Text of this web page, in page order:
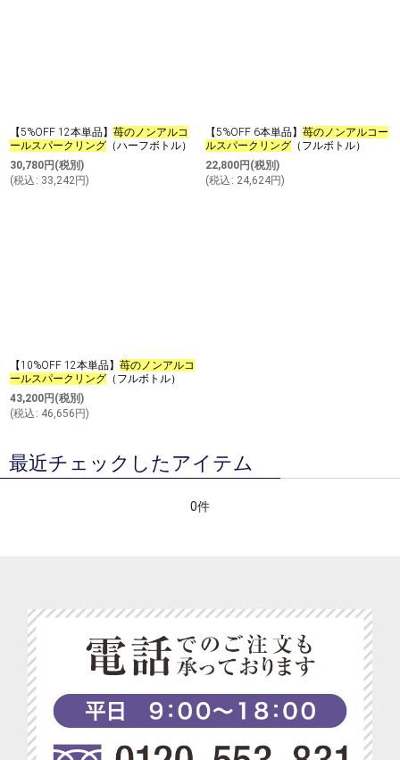
【5%OFF 12本単品】 苺のノンアルコ
ールスパークリング （ハーフボトル）
30,780円 (税別)
(税込 : 33,242円)
【5%OFF 6本単品】 苺のノンアルコー
ルスパークリング （フルボトル）
22,800円 (税別)
(税込 : 24,624円)
【10%OFF 12本単品】 苺のノンアルコ
ールスパークリング （フルボトル）
43,200円 (税別)
(税込 : 46,656 円)
最近チェックしたアイテム
0件